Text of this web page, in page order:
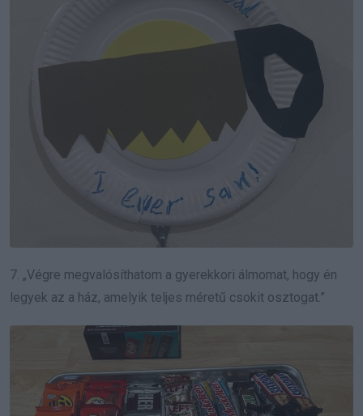
7. „Végre megvalósíthatom a gyerekkori álmomat, hogy én
legyek az a ház, amelyik teljes méretű csokit osztogat.”